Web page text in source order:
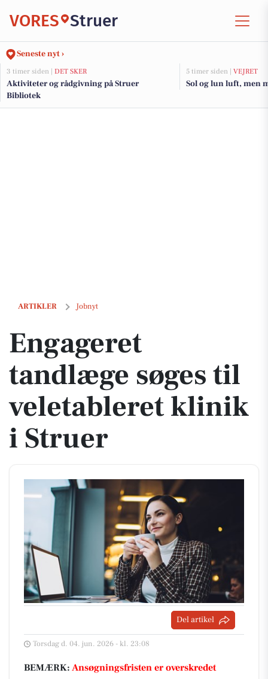
VORES Struer
Seneste nyt ›
3 timer siden | DET SKER
Aktiviteter og rådgivning på Struer
Bibliotek
5 timer siden | VEJRET
Sol og lun luft, men
ARTIKLER Jobnyt
Engageret tandlæge søges til veletableret klinik i Struer
Engageret
tandlæge søges til
veletableret klinik
i Struer
Del artikel
Torsdag d. 04. jun. 2026 - kl. 23:08
BEMÆRK: Ansøgningsfristen er overskredet